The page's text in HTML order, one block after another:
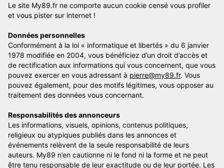
Le site My89.fr ne comporte aucun cookie censé vous profiler
et vous pister sur internet !
Données personnelles
Conformément à la loi « informatique et libertés » du 6 janvier
1978 modifiée en 2004, vous bénéficiez d’un droit d’accès et
de rectification aux informations qui vous concernent, que vous
pouvez exercer en vous adressant à pierre@my89.fr. Vous
pouvez également, pour des motifs légitimes, vous opposer au
traitement des données vous concernant.
Responsabilités des annonceurs
Les informations, visuels, opinions, contenus politiques,
religieux ou atypiques publiés dans les annonces et
événements relèvent de la seule responsabilité de leurs
auteurs. My89 n’en cautionne ni le fond ni la forme et ne peut
être tenu responsable de leur exactitude ou de leur portée. Les